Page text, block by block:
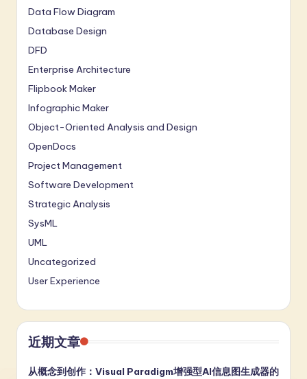
Data Flow Diagram
Database Design
DFD
Enterprise Architecture
Flipbook Maker
Infographic Maker
Object-Oriented Analysis and Design
OpenDocs
Project Management
Software Development
Strategic Analysis
SysML
UML
Uncategorized
User Experience
近期文章
从概念到创作：Visual Paradigm增强型AI信息图生成器的